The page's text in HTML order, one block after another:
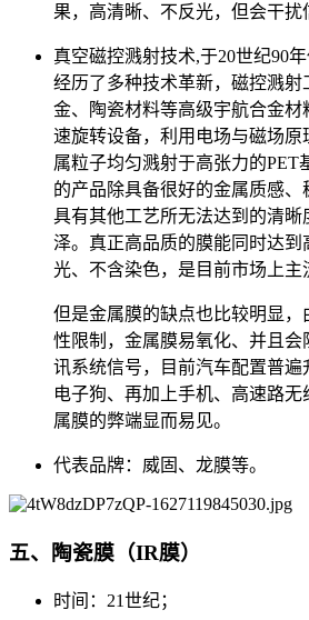
果，高清晰、不反光，但会干扰
真空磁控溅射技术,于20世纪90
经历了多种技术革新，磁控溅射
金、陶瓷材料等高级宇航合金材
速旋转设备，利用电场与磁场
属粒子均匀溅射于高张力的PET
的产品除具备很好的金属质感
具有其他工艺所无法达到的清
泽。真正高品质的膜能同时达到
光、不含染色，是目前市场上主
但是金属膜的缺点也比较明显
性限制，金属膜易氧化、并且会
讯系统信号，目前汽车配置普遍
电子狗、再加上手机、高速路
属膜的弊端显而易见。
代表品牌：威固、龙膜等。
五、陶瓷膜（IR膜）
时间：21世纪；